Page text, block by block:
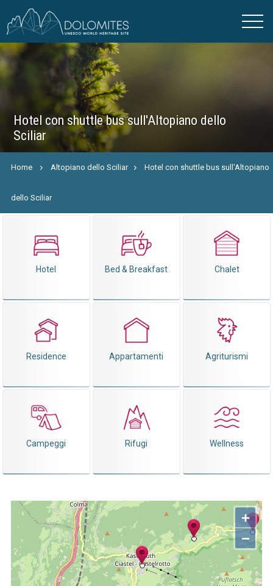
Hotel con shuttle bus sull'Altopiano dello
Sciliar
Home Altopiano dello Sciliar Hotel con shuttle bus sull'Altopiano
dello Sciliar
Hotel Bed & Breakfast Chalet
Residence Appartamenti Agriturismi
Campeggi Rifugi Wellness
+
−